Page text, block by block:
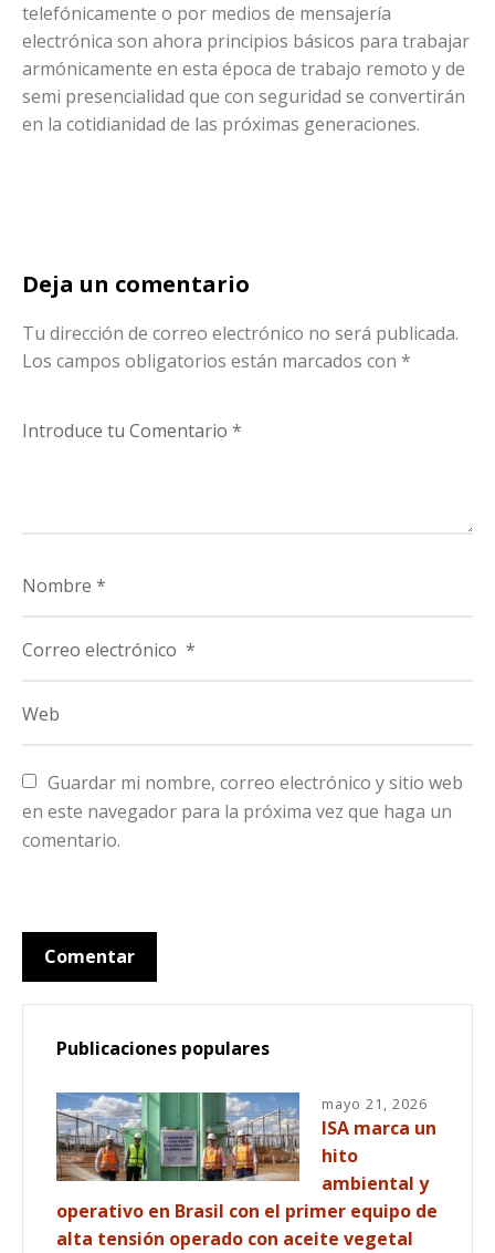
telefónicamente o por medios de mensajería
electrónica son ahora principios básicos para trabajar
armónicamente en esta época de trabajo remoto y de
semi presencialidad que con seguridad se convertirán
en la cotidianidad de las próximas generaciones.
Deja un comentario
Tu dirección de correo electrónico no será publicada.
Los campos obligatorios están marcados con *
Guardar mi nombre, correo electrónico y sitio web
en este navegador para la próxima vez que haga un
comentario.
Publicaciones populares
mayo 21, 2026
ISA marca un
hito
ambiental y
operativo en Brasil con el primer equipo de
alta tensión operado con aceite vegetal